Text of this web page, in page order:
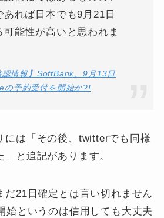
あれば日本でも9月21日
可能性が高いと思われま
認情報】SoftBank、9月13日
の予約受付を開始か?!
には「その後、twitterでも同様
と追記があります。
だ21日確定とは言い切れません
始というのは信用しても大丈夫